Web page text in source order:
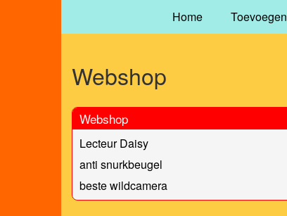
Home Toevoegen
Webshop
Webshop
Lecteur Daisy
anti snurkbeugel
beste wildcamera